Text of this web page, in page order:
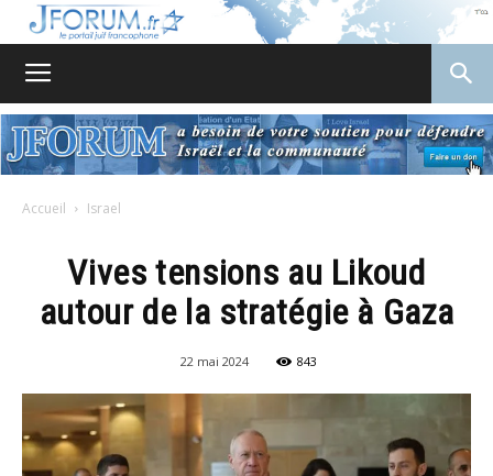
Accueil Israel
Vives tensions au Likoud
autour de la stratégie à Gaza
22 mai 2024 843